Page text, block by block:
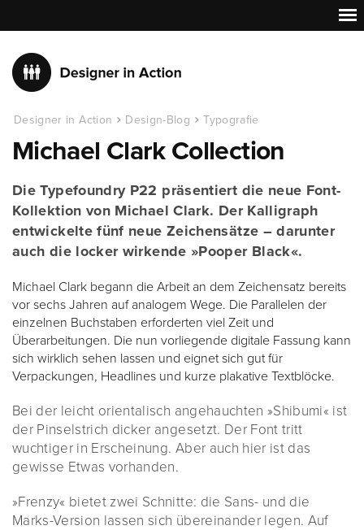
Designer in Action Design-Blog Typografie
Michael Clark Collection
Die Typefoundry P22 präsentiert die neue Font-
Kollektion von Michael Clark. Der Kalligraph
entwickelte fünf neue Zeichensätze – darunter
auch die locker wirkende »Pooper Black«.
Michael Clark begann die Arbeit an dem Zeichensatz bereits
vor sechs Jahren auf analogem Wege. Die Parallelen der
einzelnen Buchstaben erforderten viel Zeit und
Überarbeitungen. Die nun vorliegende digitale Fassung kann
sich wirklich sehen lassen und eignet sich gut für
Verpackungen, Headlines und kurze plakative Textblöcke.
Bei der leicht orientalisch angehauchten »Shibumi« ist
der Pinselstrich dicker angesetzt. Der Font tritt
wuchtiger in Erscheinung. Aber auch hier ist das
gewisse Etwas vorhanden.
»Frenzy« bietet zwei Schnitte: die Sans- und die
Marks-Version lassen sich übereinander legen. Auf